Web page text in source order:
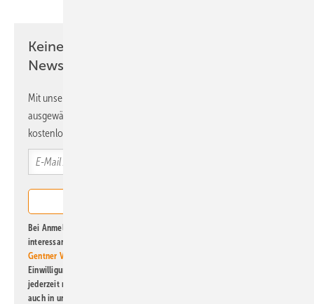
Keine Zeit? Kein Problem mit dem ERE
Newsletter!
Mit unserem Newsletter erhalten Sie regelmäßig von uns
ausgewählte Informationen und Neuigkeiten, gebündelt und
kostenlos direkt ins Postfach.
Bei Anmeldung zu diesem Newsletter bin ich damit einverstanden, über
interessante Verlags- und Online-Angebote
Gentner Verlag GmbH & Co. KG
Einwilligung kann ich jederzeit widerrufen und eine Abmeldung ist
jederzeit möglich. Informationen zum Umgang mit Daten finden Sie
auch in unserer